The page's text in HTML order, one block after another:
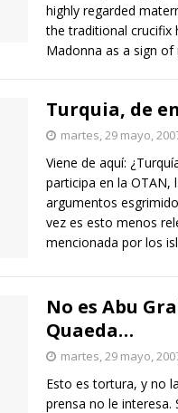
highly regarded
the traditional crucifix
Madonna as a sign
Turquia, de
martes, 29 mayo,
Viene de aquí:
participa en la OTAN,
argumentos
vez es esto menos
mencionada por los
No es Abu
Quaeda…
martes, 29 mayo,
Esto es tortura, y no
prensa no le interesa.